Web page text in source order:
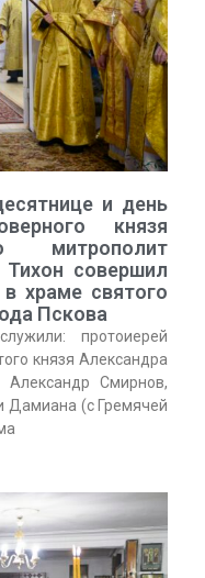
и день
князя
митрополит
совершил
храме святого
Пскова
протоиерей
князя Александра
Александр Смирнов,
Дамиана (с Гремячей